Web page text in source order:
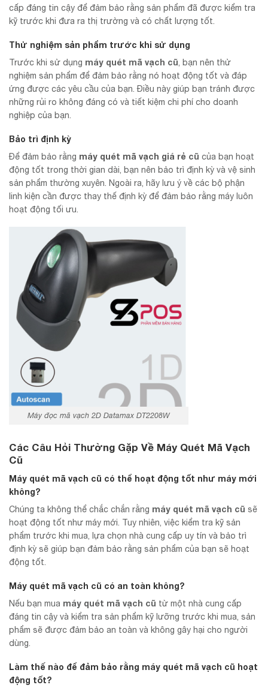
cấp đáng tin cậy để đảm bảo rằng sản phẩm đã được kiểm tra
kỹ trước khi đưa ra thị trường và có chất lượng tốt.
Thử nghiệm sản phẩm trước khi sử dụng
Trước khi sử dụng máy quét mã vạch cũ , bạn nên thử
nghiệm sản phẩm để đảm bảo rằng nó hoạt động tốt và đáp
ứng được các yêu cầu của bạn. Điều này giúp bạn tránh được
những rủi ro không đáng có và tiết kiệm chi phí cho doanh
nghiệp của bạn.
Bảo trì định kỳ
Để đảm bảo rằng máy quét mã vạch giá rẻ cũ của bạn hoạt
động tốt trong thời gian dài, bạn nên bảo trì định kỳ và vệ sinh
sản phẩm thường xuyên. Ngoài ra, hãy lưu ý về các bộ phận
linh kiện cần được thay thế định kỳ để đảm bảo rằng máy luôn
hoạt động tối ưu.
Máy đọc mã vạch 2D Datamax DT2208W
Các Câu Hỏi Thường Gặp Về Máy Quét Mã Vạch
Cũ
Máy quét mã vạch cũ có thể hoạt động tốt như máy mới
không?
Chúng ta không thể chắc chắn rằng máy quét mã vạch cũ sẽ
hoạt động tốt như máy mới. Tuy nhiên, việc kiểm tra kỹ sản
phẩm trước khi mua, lựa chọn nhà cung cấp uy tín và bảo trì
định kỳ sẽ giúp bạn đảm bảo rằng sản phẩm của bạn sẽ hoạt
động tốt.
Máy quét mã vạch cũ có an toàn không?
Nếu bạn mua máy quét mã vạch cũ từ một nhà cung cấp
đáng tin cậy và kiểm tra sản phẩm kỹ lưỡng trước khi mua, sản
phẩm sẽ được đảm bảo an toàn và không gây hại cho người
dùng.
Làm thế nào để đảm bảo rằng máy quét mã vạch cũ hoạt
động tốt?